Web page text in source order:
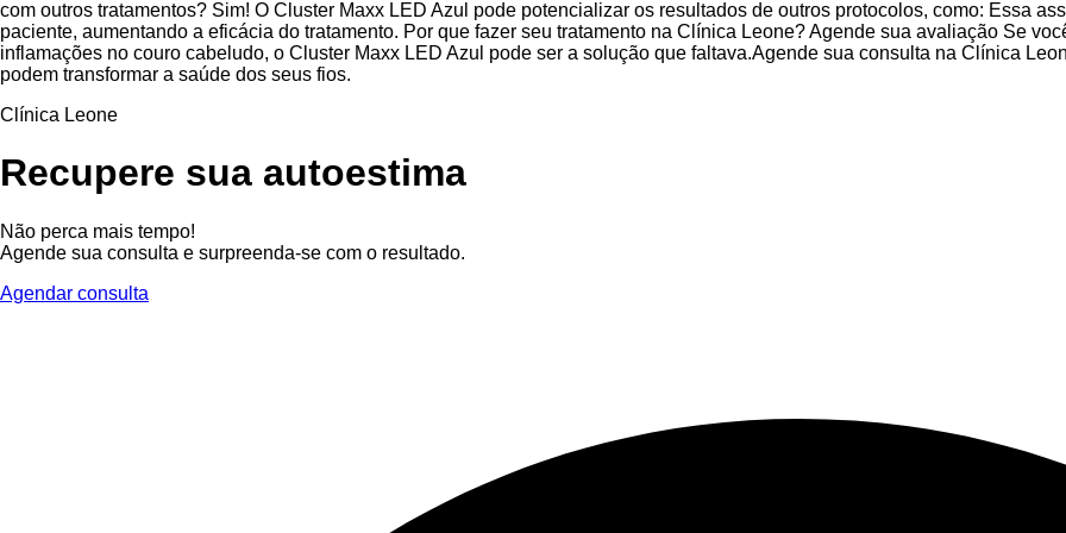
com outros tratamentos? Sim! O Cluster Maxx LED Azul pode potencializar os resultados de outros protocolos, como: Essa
paciente, aumentando a eficácia do tratamento. Por que fazer seu tratamento na Clínica Leone? Agende sua avaliação Se
inflamações no couro cabeludo, o Cluster Maxx LED Azul pode ser a solução que faltava.Agende sua consulta na Clínica
podem transformar a saúde dos seus fios.
Clínica Leone
Recupere sua autoestima
Não perca mais tempo!
Agende sua consulta e surpreenda-se com o resultado.
Agendar consulta